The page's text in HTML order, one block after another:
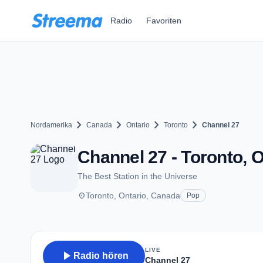
Radio Favoriten
Nordamerika chevron_right Canada chevron_right Ontario chevron_right Toronto chevron_right Channel 27
Channel 27 - Toronto,
The Best Station in the Universe
placeToronto, Ontario, Canada Pop
play_arrow Radio hören
LIVE
Channel 27